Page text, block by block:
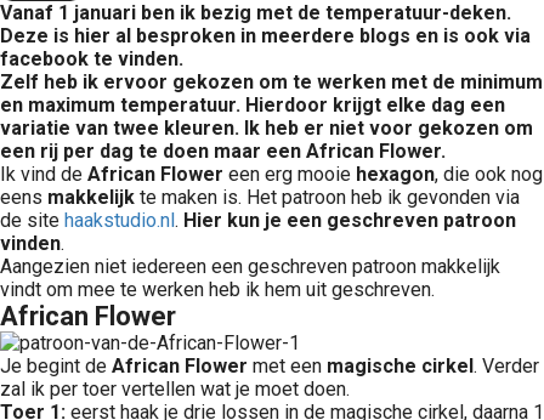
Vanaf 1 januari ben ik bezig met de temperatuur-deken.
Deze is hier al besproken in meerdere blogs en is ook via
facebook te vinden.
Zelf heb ik ervoor gekozen om te werken met de minimum
en maximum temperatuur. Hierdoor krijgt elke dag een
variatie van twee kleuren. Ik heb er niet voor gekozen om
een rij per dag te doen maar een African Flower.
Ik vind de African Flower een erg mooie hexagon, die ook nog
eens makkelijk te maken is. Het patroon heb ik gevonden via
de site haakstudio.nl. Hier kun je een geschreven patroon
vinden.
Aangezien niet iedereen een geschreven patroon makkelijk
vindt om mee te werken heb ik hem uit geschreven.
African Flower
Je begint de African Flower met een magische cirkel. Verder
zal ik per toer vertellen wat je moet doen.
Toer 1: eerst haak je drie lossen in de magische cirkel, daarna 1